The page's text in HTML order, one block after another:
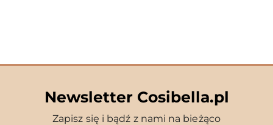
Newsletter Cosibella.pl
Zapisz się i bądź z nami na bieżąco